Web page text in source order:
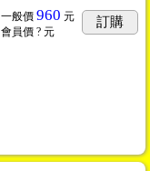
一般價 960 元
會員價 ? 元
訂購